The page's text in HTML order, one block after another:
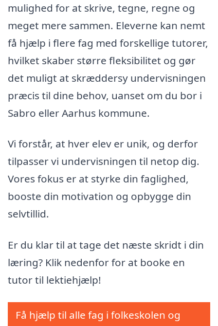
mulighed for at skrive, tegne, regne og
meget mere sammen. Eleverne kan nemt
få hjælp i flere fag med forskellige tutorer,
hvilket skaber større fleksibilitet og gør
det muligt at skræddersy undervisningen
præcis til dine behov, uanset om du bor i
Sabro eller Aarhus kommune.
Vi forstår, at hver elev er unik, og derfor
tilpasser vi undervisningen til netop dig.
Vores fokus er at styrke din faglighed,
booste din motivation og opbygge din
selvtillid.
Er du klar til at tage det næste skridt i din
læring? Klik nedenfor for at booke en
tutor til lektiehjælp!
Få hjælp til alle fag i folkeskolen og